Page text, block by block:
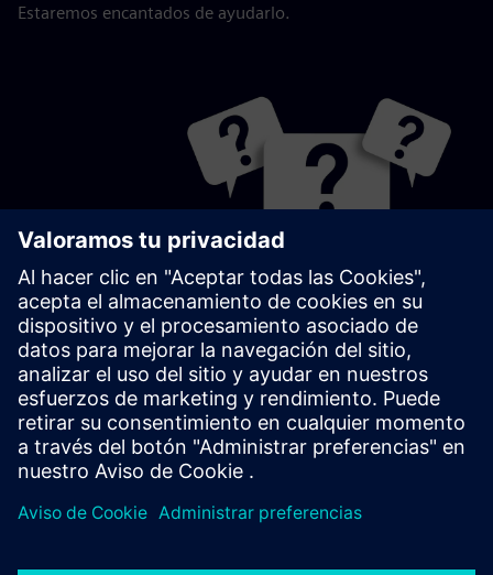
Estaremos encantados de ayudarlo.
¿Quiere programar una cita o tiene alguna
pregunta?
Póngase en contacto con nosotros directamente.
Estaremos encantados de ayudarlo.